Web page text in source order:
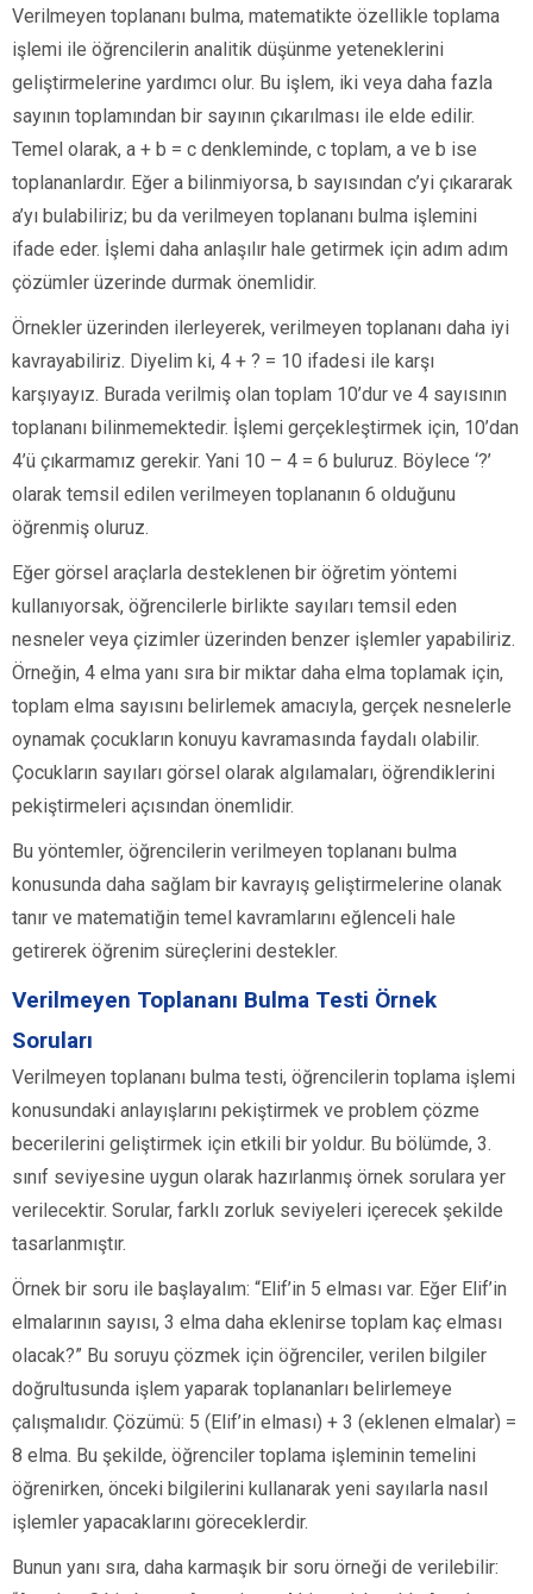
Verilmeyen toplananı bulma, matematikte özellikle toplama
işlemi ile öğrencilerin analitik düşünme yeteneklerini
geliştirmelerine yardımcı olur. Bu işlem, iki veya daha fazla
sayının toplamından bir sayının çıkarılması ile elde edilir.
Temel olarak, a + b = c denkleminde, c toplam, a ve b ise
toplananlardır. Eğer a bilinmiyorsa, b sayısından c’yi çıkararak
a’yı bulabiliriz; bu da verilmeyen toplananı bulma işlemini
ifade eder. İşlemi daha anlaşılır hale getirmek için adım adım
çözümler üzerinde durmak önemlidir.
Örnekler üzerinden ilerleyerek, verilmeyen toplananı daha iyi
kavrayabiliriz. Diyelim ki, 4 + ? = 10 ifadesi ile karşı
karşıyayız. Burada verilmiş olan toplam 10’dur ve 4 sayısının
toplananı bilinmemektedir. İşlemi gerçekleştirmek için, 10’dan
4’ü çıkarmamız gerekir. Yani 10 – 4 = 6 buluruz. Böylece ‘?’
olarak temsil edilen verilmeyen toplananın 6 olduğunu
öğrenmiş oluruz.
Eğer görsel araçlarla desteklenen bir öğretim yöntemi
kullanıyorsak, öğrencilerle birlikte sayıları temsil eden
nesneler veya çizimler üzerinden benzer işlemler yapabiliriz.
Örneğin, 4 elma yanı sıra bir miktar daha elma toplamak için,
toplam elma sayısını belirlemek amacıyla, gerçek nesnelerle
oynamak çocukların konuyu kavramasında faydalı olabilir.
Çocukların sayıları görsel olarak algılamaları, öğrendiklerini
pekiştirmeleri açısından önemlidir.
Bu yöntemler, öğrencilerin verilmeyen toplananı bulma
konusunda daha sağlam bir kavrayış geliştirmelerine olanak
tanır ve matematiğin temel kavramlarını eğlenceli hale
getirerek öğrenim süreçlerini destekler.
Verilmeyen Toplananı Bulma Testi Örnek
Soruları
Verilmeyen toplananı bulma testi, öğrencilerin toplama işlemi
konusundaki anlayışlarını pekiştirmek ve problem çözme
becerilerini geliştirmek için etkili bir yoldur. Bu bölümde, 3.
sınıf seviyesine uygun olarak hazırlanmış örnek sorulara yer
verilecektir. Sorular, farklı zorluk seviyeleri içerecek şekilde
tasarlanmıştır.
Örnek bir soru ile başlayalım: “Elif’in 5 elması var. Eğer Elif’in
elmalarının sayısı, 3 elma daha eklenirse toplam kaç elması
olacak?” Bu soruyu çözmek için öğrenciler, verilen bilgiler
doğrultusunda işlem yaparak toplananları belirlemeye
çalışmalıdır. Çözümü: 5 (Elif’in elması) + 3 (eklenen elmalar) =
8 elma. Bu şekilde, öğrenciler toplama işleminin temelini
öğrenirken, önceki bilgilerini kullanarak yeni sayılarla nasıl
işlemler yapacaklarını göreceklerdir.
Bunun yanı sıra, daha karmaşık bir soru örneği de verilebilir: